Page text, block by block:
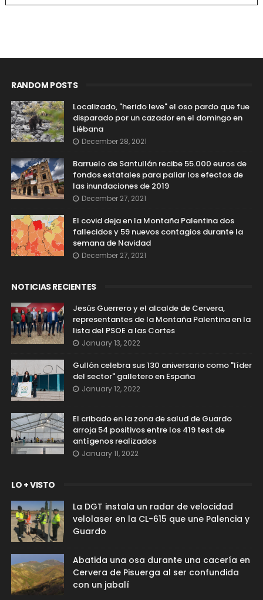
RANDOM POSTS
Localizado, "herido leve" el oso pardo que fue
disparado por un cazador en el domingo en
Liébana
December 28, 2021
Barruelo de Santullán recibe 55.000 euros de
fondos estatales para paliar los efectos de
las inundaciones de 2019
December 27, 2021
El covid deja en la Montaña Palentina dos
fallecidos y 59 nuevos contagios durante la
semana de Navidad
December 27, 2021
NOTICIAS RECIENTES
Jesús Guerrero y el alcalde de Cervera,
representantes de la Montaña Palentina en la
lista del PSOE a las Cortes
January 13, 2022
Gullón celebra sus 130 aniversario como "líder
del sector" galletero en España
January 12, 2022
El cribado en la zona de salud de Guardo
arroja 54 positivos entre los 419 test de
antígenos realizados
January 11, 2022
LO + VISTO
La DGT instala un radar de velocidad
velolaser en la CL-615 que une Palencia y
Guardo
Abatida una osa durante una cacería en
Cervera de Pisuerga al ser confundida
con un jabalí